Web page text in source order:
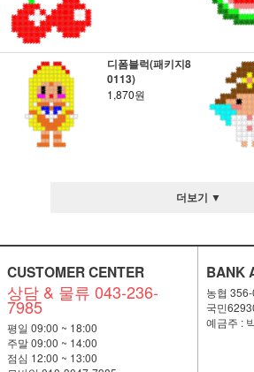
디폼블럭(패키지8
0113)
1,870원
더보기 ▼
CUSTOMER CENTER
상담 & 물류 043-236-
7985
평일 09:00 ~ 18:00
주말 09:00 ~ 14:00
점심 12:00 ~ 13:00
BANK
농협
국민
예금주 :